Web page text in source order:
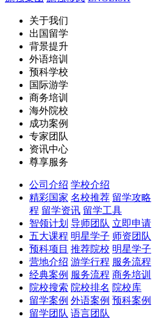
关于我们
出国留学
背景提升
外语培训
预科学校
国际游学
商务培训
海外院校
成功案例
专家团队
资讯中心
尊享服务
公司介绍 学校介绍
精彩国家 名校推荐 留学攻略
程 留学资讯 留学工具
智领计划 导师团队 立即申请
五大课程 明星学子 师资团队
预科项目 推荐院校 明星学子
营地介绍 游学行程 服务流程
经典案例 服务流程 商务培训
院校搜索 院校排名 院校库
留学案例 外语案例 预科案例
留学团队 语言团队